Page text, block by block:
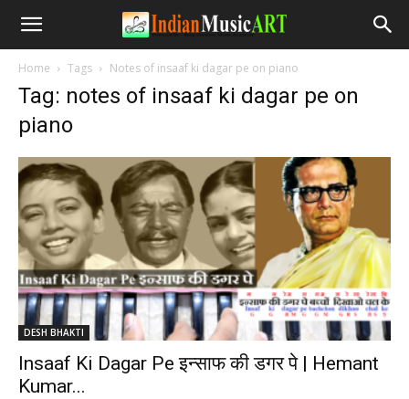
Home Tags Notes of insaaf ki dagar pe on piano
Tag: notes of insaaf ki dagar pe on
piano
DESH BHAKTI
Insaaf Ki Dagar Pe इन्साफ की डगर पे | Hemant
Kumar...